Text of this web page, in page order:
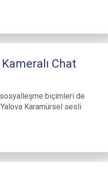
Chat
biçimleri de
Karamürsel sesli